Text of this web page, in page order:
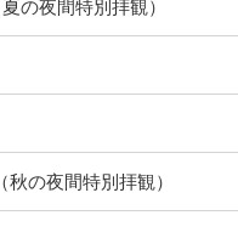
の夜間特別拝観）
の夜間特別拝観）